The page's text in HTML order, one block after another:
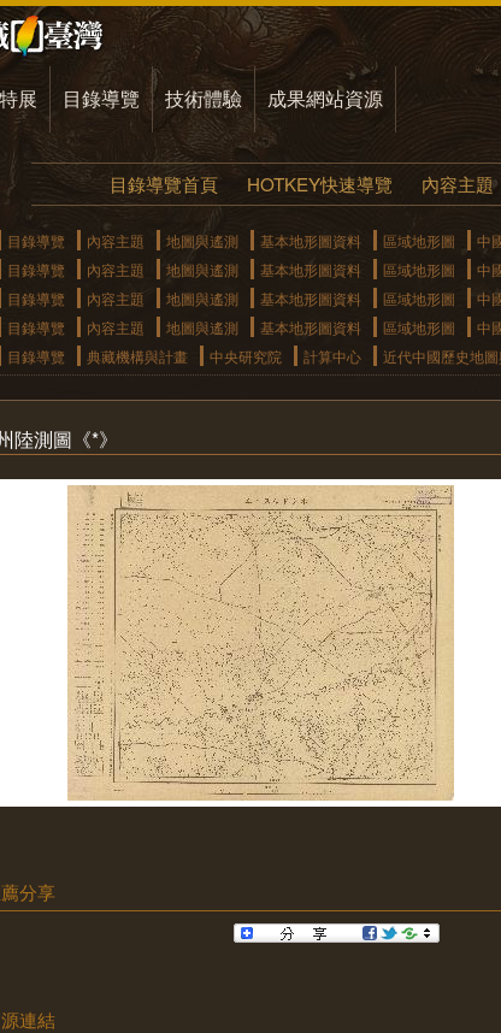
展 目錄導覽 技術體驗 成果網站資源
目錄導覽首頁 HOTKEY快速導覽 內容主題
目錄導覽 內容主題 地圖與遙測 基本地形圖資料 區域地形圖 中
目錄導覽 內容主題 地圖與遙測 基本地形圖資料 區域地形圖 中
目錄導覽 內容主題 地圖與遙測 基本地形圖資料 區域地形圖 中
目錄導覽 內容主題 地圖與遙測 基本地形圖資料 區域地形圖 中
目錄導覽 典藏機構與計畫 中央研究院 計算中心 近代中國歷史地
陸測圖《*》
分享
連結